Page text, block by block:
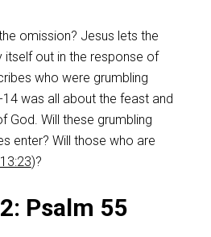
omission? Jesus lets the
itself out in the response of
who were grumbling
14was all about the feast and
God. Will these grumbling
enter? Will those who are
)?
Psalm 55